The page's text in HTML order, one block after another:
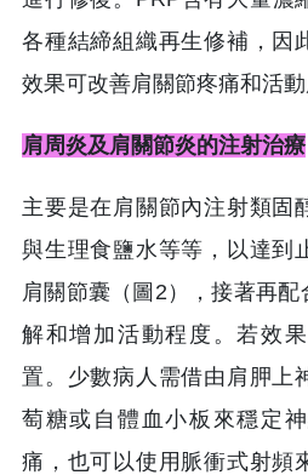
各種結締組織再生修補，因
效果可改善肩關節疼痛和活動
肩周炎及肩關節炎的注射治療
主要是在肩關節內注射類固
與生理食鹽水等等，以達到
肩關節囊（圖2），接著再
解和增加活動程度。若效
置。少數病人需借由肩胛上
萄糖或自體血小板來穩定
痛，也可以使用脈衝式射頻